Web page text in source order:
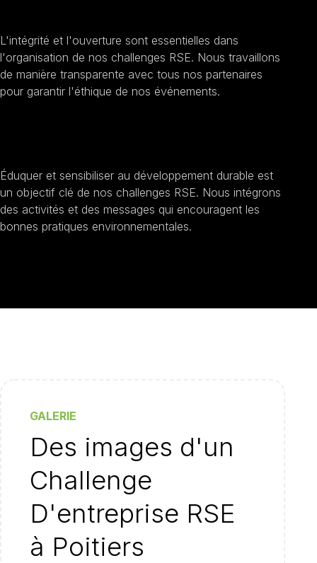
L'intégrité et l'ouverture sont essentielles dans
l'organisation de nos challenges RSE. Nous travaillons
de manière transparente avec tous nos partenaires
pour garantir l'éthique de nos événements.
Éduquer et sensibiliser au développement durable est
un objectif clé de nos challenges RSE. Nous intégrons
des activités et des messages qui encouragent les
bonnes pratiques environnementales.
GALERIE
Des images d'un
Challenge
D'entreprise RSE
à Poitiers